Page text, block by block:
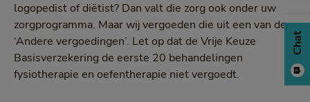
logopedist of diëtist? Dan valt die zorg ook onder uw
zorgprogramma. Maar wij vergoeden die uit een van de
‘Andere vergoedingen’. Let op dat de Vrije Keuze
Basisverzekering de eerste 20 behandelingen
fysiotherapie en oefentherapie niet vergoedt.
Chat